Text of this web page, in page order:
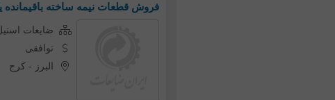
فروش قطعات نیمه ساخته
ضایعات
توافقی
البرز -کرج